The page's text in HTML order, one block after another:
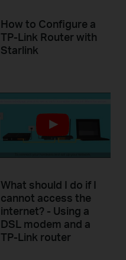
How to Configure a
TP-Link Router with
Starlink
What should I do if I
cannot access the
internet? - Using a
DSL modem and a
TP-Link router